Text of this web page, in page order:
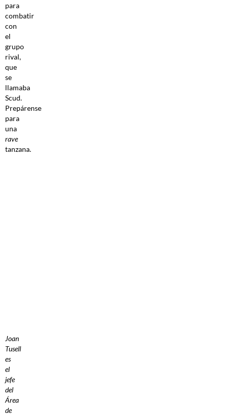
para
combatir
con
el
grupo
rival,
que
se
llamaba
Scud.
Prepárense
para
una
rave
tanzana.
Joan
Tusell
es
el
jefe
del
Área
de